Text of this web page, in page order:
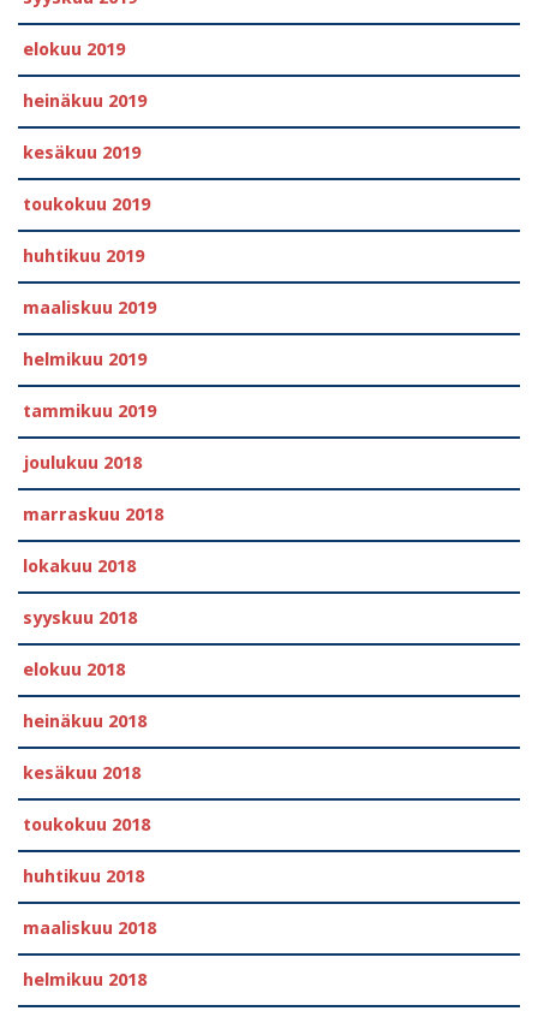
elokuu 2019
heinäkuu 2019
kesäkuu 2019
toukokuu 2019
huhtikuu 2019
maaliskuu 2019
helmikuu 2019
tammikuu 2019
joulukuu 2018
marraskuu 2018
lokakuu 2018
syyskuu 2018
elokuu 2018
heinäkuu 2018
kesäkuu 2018
toukokuu 2018
huhtikuu 2018
maaliskuu 2018
helmikuu 2018